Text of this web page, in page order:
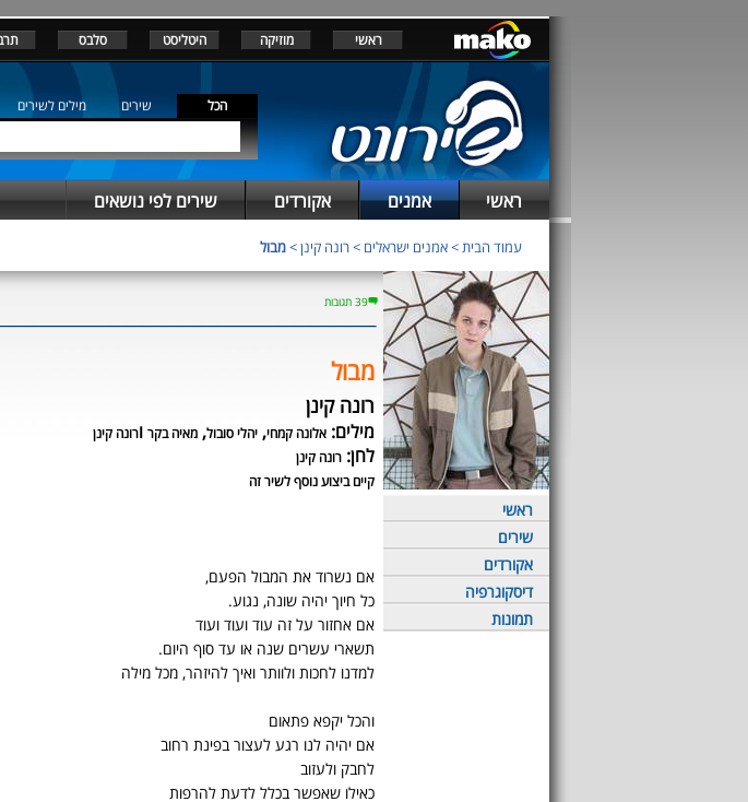
ראשי מוזיקה היטליסט סלבס
הכל שירים מילים לשירים
ראשי אמנים אקורדים שירים לפי נושאים
עמוד הבית>אמנים ישראלים >רונה קינן>מבול
ראשי
שירים
אקורדים
דיסקוגרפיה
תמונות
39 תגובות
מבול
רונה קינן
מילים: אלונה קמחי, יהלי סובול, מאיה בקר ורונה קינן
לחן: רונה קינן
קיים ביצוע נוסף לשיר זה
אם נשרוד את המבול הפעם,
כל חיוך יהיה שונה, נגוע.
אם אחזור על זה עוד ועוד ועוד
תשארי עשרים שנה או עד סוף היום.
למדנו לחכות ולוותר ואיך להיזהר, מכל מילה
והכל יקפא פתאום
אם יהיה לנו רגע לעצור בפינת רחוב
לחבק ולעזוב
כאילו שאפשר בכלל לדעת להרפות